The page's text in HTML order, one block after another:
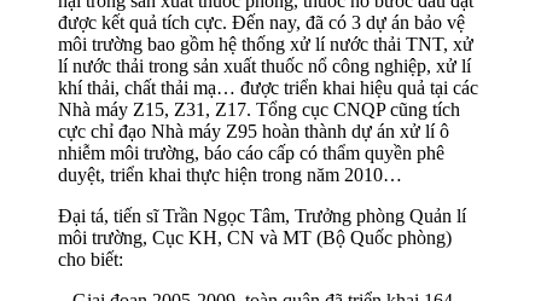
được kết quả tích cực. Đến nay, đã có 3 dự án bảo vệ
môi trường bao gồm hệ thống xử lí nước thải TNT, xử
lí nước thải trong sản xuất thuốc nổ công nghiệp, xử lí
khí thải, chất thải mạ… được triển khai hiệu quả tại các
Nhà máy Z15, Z31, Z17. Tổng cục CNQP cũng tích
cực chỉ đạo Nhà máy Z95 hoàn thành dự án xử lí ô
nhiễm môi trường, báo cáo cấp có thẩm quyền phê
duyệt, triển khai thực hiện trong năm 2010…
Đại tá, tiến sĩ Trần Ngọc Tâm, Trưởng phòng Quản lí
môi trường, Cục KH, CN và MT (Bộ Quốc phòng)
cho biết: